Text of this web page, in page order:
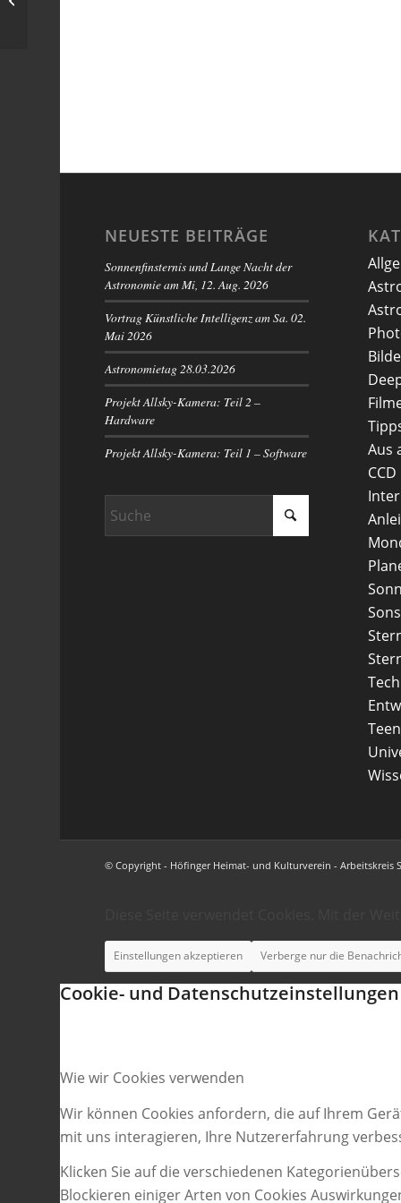
NEUESTE BEITRÄGE
Sonnenfinsternis und Lange Nacht der
Astronomie am Mi, 12. Aug. 2026
Vortrag Künstliche Intelligenz am Sa. 02.
Mai 2026
Astronomietag 28.03.2026
Projekt Allsky-Kamera: Teil 2 –
Hardware
Projekt Allsky-Kamera: Teil 1 – Software
Aus
CCD
© Copyright - Höfinger Heimat- und Kulturverein - Arbeitskreis
Einstellungen akzeptieren Verberge nur die
Cookie- und Datenschutzeinstellungen
Wie wir Cookies verwenden
Wir können Cookies anfordern, die auf Ihrem
mit uns interagieren, Ihre Nutzererfahrung
Klicken Sie auf die verschiedenen
Blockieren einiger Arten von Cookies